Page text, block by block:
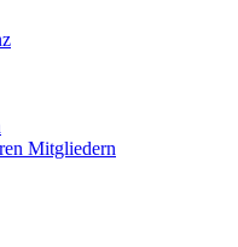
Mitgliedern